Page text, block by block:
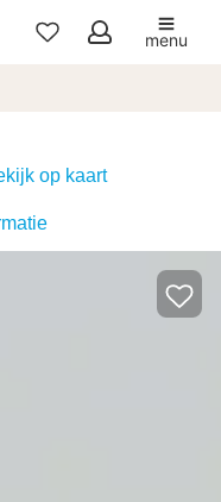
Mijn
menu
op kaart